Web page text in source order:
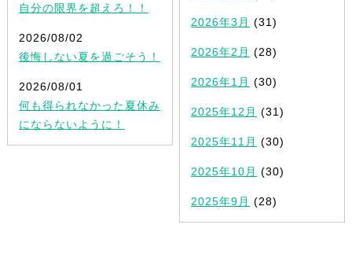
自分の限界を超えろ！！
2026/08/02
後悔しない夏を過ごそう！
2026/08/01
何も得られなかった夏休み
にならないように！
2026年3月 (31)
2026年2月 (28)
2026年1月 (30)
2025年12月 (31)
2025年11月 (30)
2025年10月 (30)
2025年9月 (28)